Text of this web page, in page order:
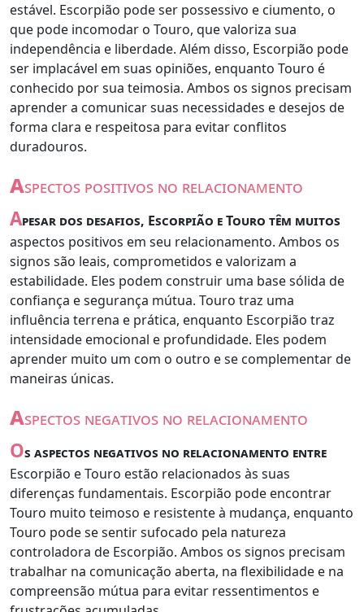
estável. Escorpião pode ser possessivo e ciumento, o
que pode incomodar o Touro, que valoriza sua
independência e liberdade. Além disso, Escorpião pode
ser implacável em suas opiniões, enquanto Touro é
conhecido por sua teimosia. Ambos os signos precisam
aprender a comunicar suas necessidades e desejos de
forma clara e respeitosa para evitar conflitos
duradouros.
aspectos positivos no relacionamento
Apesar dos desafios, Escorpião e Touro têm muitos
aspectos positivos em seu relacionamento. Ambos os
signos são leais, comprometidos e valorizam a
estabilidade. Eles podem construir uma base sólida de
confiança e segurança mútua. Touro traz uma
influência terrena e prática, enquanto Escorpião traz
intensidade emocional e profundidade. Eles podem
aprender muito um com o outro e se complementar de
maneiras únicas.
aspectos negativos no relacionamento
Os aspectos negativos no relacionamento entre
Escorpião e Touro estão relacionados às suas
diferenças fundamentais. Escorpião pode encontrar
Touro muito teimoso e resistente à mudança, enquanto
Touro pode se sentir sufocado pela natureza
controladora de Escorpião. Ambos os signos precisam
trabalhar na comunicação aberta, na flexibilidade e na
compreensão mútua para evitar ressentimentos e